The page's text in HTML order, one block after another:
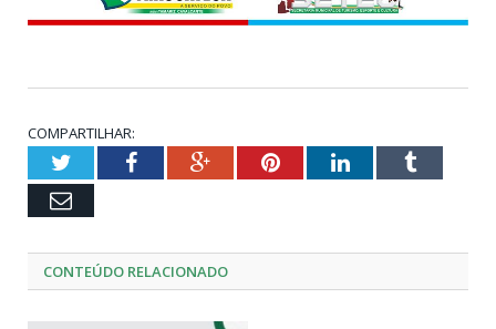
COMPARTILHAR:
TwitterFacebookGoogle+PinterestLinkedInTumblr
Email
CONTEÚDO RELACIONADO